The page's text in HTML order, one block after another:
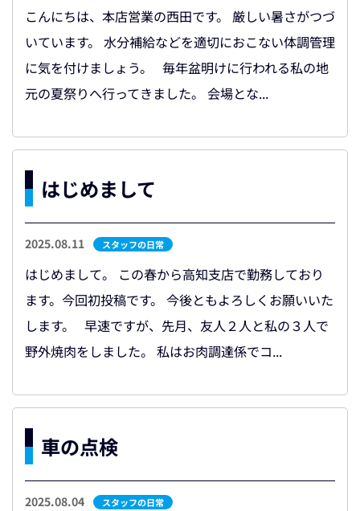
こんにちは、本店営業の西田です。 厳しい暑さがつづ
いています。 水分補給などを適切におこない体調管理
に気を付けましょう。 毎年盆明けに行われる私の地
元の夏祭りへ行ってきました。 会場とな...
はじめまして
2025.08.11 スタッフの日常
はじめまして。 この春から高知支店で勤務しており
ます。今回初投稿です。 今後ともよろしくお願いいた
します。 早速ですが、先月、友人２人と私の３人で
野外焼肉をしました。 私はお肉調達係でコ...
車の点検
2025.08.04 スタッフの日常